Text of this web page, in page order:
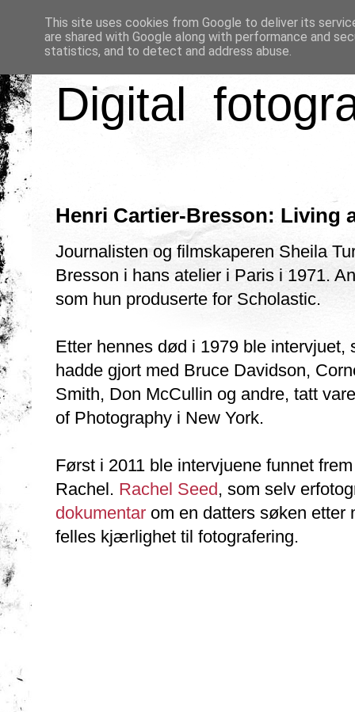
Digital
Henri Cartier-Bresson: Living
Journalisten og filmskaperen Sheila
Bresson i hans atelier i Paris i 1971.
som hun produserte for Scholastic.
Etter hennes død i 1979 ble intervjuet,
hadde gjort med Bruce Davidson,
Smith, Don McCullin og andre, tatt
of Photography i New York.
Først i 2011 ble intervjuene funnet
Rachel. Rachel Seed, som selv
dokumentar om en datters søken etter
felles kjærlighet til fotografering.
This site uses cookies from Google to deliver its
are shared with Google along with performance and
statistics, and to detect and address abuse.